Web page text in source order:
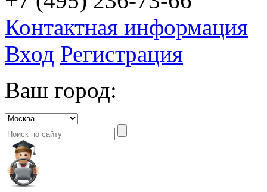
Контактная информация
Вход Регистрация
Ваш город: